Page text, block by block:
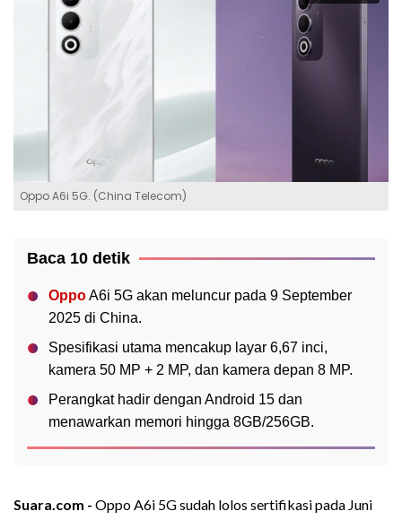
Oppo A6i 5G. (China Telecom)
Baca 10 detik
OppoA6i 5G akan meluncur pada 9 September
2025 di China.
Spesifikasi utama mencakup layar 6,67 inci,
kamera 50 MP + 2 MP, dan kamera depan 8 MP.
Perangkat hadir dengan Android 15 dan
menawarkan memori hingga 8GB/256GB.
Suara.com - Oppo A6i 5G sudah lolos sertifikasi pada Juni